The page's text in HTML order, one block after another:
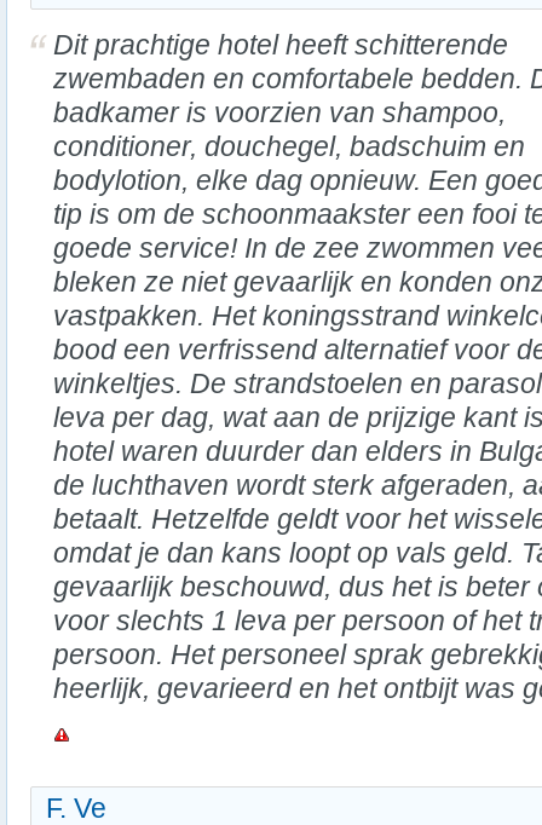
Dit prachtige hotel heeft schitterende
zwembaden en comfortabele bedden.
badkamer is voorzien van shampoo,
conditioner, douchegel, badschuim en
bodylotion, elke dag opnieuw. Een
tip is om de schoonmaakster een fooi
goede service! In de zee zwommen
bleken ze niet gevaarlijk en konden
vastpakken. Het koningsstrand
bood een verfrissend alternatief voor
winkeltjes. De strandstoelen en
leva per dag, wat aan de prijzige kant
hotel waren duurder dan elders in
de luchthaven wordt sterk afgeraden,
betaalt. Hetzelfde geldt voor het
omdat je dan kans loopt op vals geld.
gevaarlijk beschouwd, dus het is beter
voor slechts 1 leva per persoon of het
persoon. Het personeel sprak
heerlijk, gevarieerd en het ontbijt was
F. Ve